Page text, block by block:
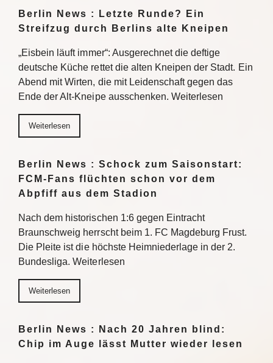
Berlin News : Letzte Runde? Ein
Streifzug durch Berlins alte Kneipen
„Eisbein läuft immer“: Ausgerechnet die deftige
deutsche Küche rettet die alten Kneipen der Stadt. Ein
Abend mit Wirten, die mit Leidenschaft gegen das
Ende der Alt-Kneipe ausschenken. Weiterlesen
Weiterlesen
Berlin News : Schock zum Saisonstart:
FCM-Fans flüchten schon vor dem
Abpfiff aus dem Stadion
Nach dem historischen 1:6 gegen Eintracht
Braunschweig herrscht beim 1. FC Magdeburg Frust.
Die Pleite ist die höchste Heimniederlage in der 2.
Bundesliga. Weiterlesen
Weiterlesen
Berlin News : Nach 20 Jahren blind:
Chip im Auge lässt Mutter wieder lesen